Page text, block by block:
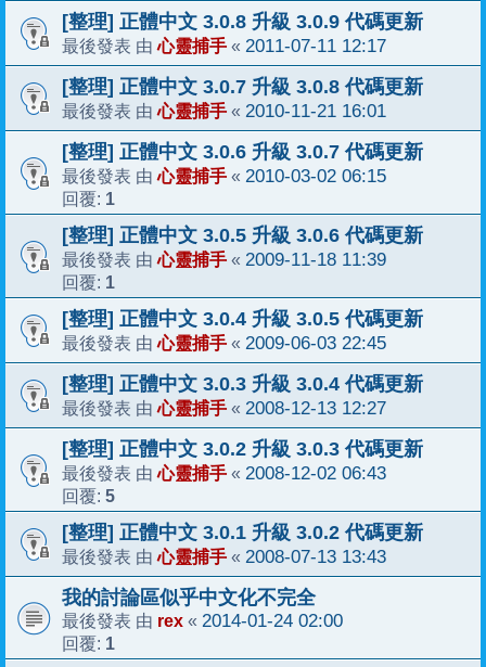
[整理] 正體中文 3.0.8 升級 3.0.9 代碼更新
最後發表 由心靈捕手 « 2011-07-11 12:17
[整理] 正體中文 3.0.7 升級 3.0.8 代碼更新
最後發表 由心靈捕手 « 2010-11-21 16:01
[整理] 正體中文 3.0.6 升級 3.0.7 代碼更新
最後發表 由心靈捕手 « 2010-03-02 06:15
回覆: 1
[整理] 正體中文 3.0.5 升級 3.0.6 代碼更新
最後發表 由心靈捕手 « 2009-11-18 11:39
回覆: 1
[整理] 正體中文 3.0.4 升級 3.0.5 代碼更新
最後發表 由心靈捕手 « 2009-06-03 22:45
[整理] 正體中文 3.0.3 升級 3.0.4 代碼更新
最後發表 由心靈捕手 « 2008-12-13 12:27
[整理] 正體中文 3.0.2 升級 3.0.3 代碼更新
最後發表 由心靈捕手 « 2008-12-02 06:43
回覆: 5
[整理] 正體中文 3.0.1 升級 3.0.2 代碼更新
最後發表 由心靈捕手 « 2008-07-13 13:43
我的討論區似乎中文化不完全
最後發表 由 rex « 2014-01-24 02:00
回覆: 1